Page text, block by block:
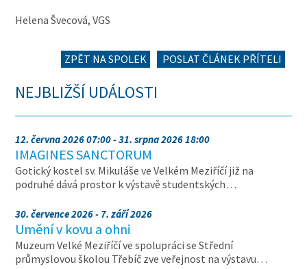
Helena Švecová, VGS
POSLAT ČLÁNEK PŘÍTELI
ZPĚT NA SPOLEK
NEJBLIŽŠÍ UDÁLOSTI
12. června 2026 07:00 - 31. srpna 2026 18:00
IMAGINES SANCTORUM
Gotický kostel sv. Mikuláše ve Velkém Meziříčí již na
podruhé dává prostor k výstavě studentských…
30. července 2026 - 7. září 2026
Umění v kovu a ohni
Muzeum Velké Meziříčí ve spolupráci se Střední
průmyslovou školou Třebíč zve veřejnost na výstavu…